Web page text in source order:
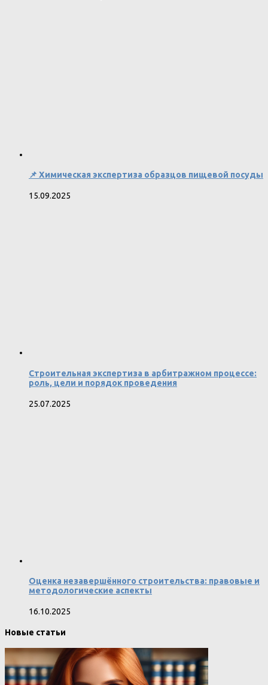
📌 Химическая экспертиза образцов пищевой посуды
15.09.2025
Строительная экспертиза в арбитражном процессе:
роль, цели и порядок проведения
25.07.2025
Оценка незавершённого строительства: правовые и
методологические аспекты
16.10.2025
Новые статьи